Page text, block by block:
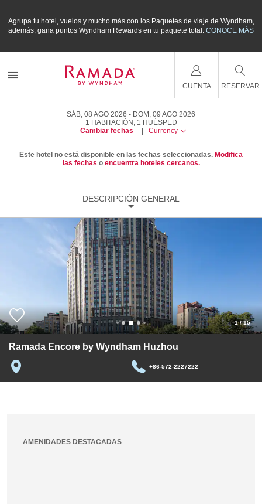
Agrupa tu hotel, vuelos y mucho más con los Paquetes de viaje de Wyndham,
además, gana puntos Wyndham Rewards en tu paquete total.CONOCE MÁS
CUENTA RESERVAR
SÁB, 08 AGO 2026
DOM, 09 AGO 2026
1 HABITACIÓN , 1 HUÉSPED
Cambiar fechas
Currency
Este hotel no está disponible en las fechas seleccionadas. Modifica
las fechas o encuentra hoteles cercanos.
DESCRIPCIÓN GENERAL
1/15
Ramada Encore by Wyndham Huzhou
+86-572-2227222
AMENIDADES DESTACADAS